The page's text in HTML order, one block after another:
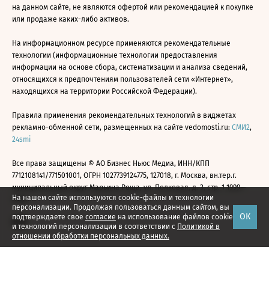
На нашем сайте используются cookie-файлы и технологии
персонализации. Продолжая пользоваться данным сайтом, вы
подтверждаете свое согласие на использование файлов cookie
и технологий персонализации в соответствии с Политикой в
отношении обработки персональных данных.
ОК
на данном сайте, не являются офертой или рекомендацией к покупке
или продаже каких-либо активов.
На информационном ресурсе применяются рекомендательные
технологии (информационные технологии предоставления
информации на основе сбора, систематизации и анализа сведений,
относящихся к предпочтениям пользователей сети «Интернет»,
находящихся на территории Российской Федерации).
Правила применения рекомендательных технологий в виджетах
рекламно-обменной сети, размещенных на сайте vedomosti.ru: СМИ2,
24smi
Все права защищены © АО Бизнес Ньюс Медиа, ИНН/КПП
7712108141/771501001, ОГРН 1027739124775, 127018, г. Москва, вн.тер.г.
муниципальный округ Марьина Роща, ул. Полковая, д. 3, стр. 1 1999—
2026